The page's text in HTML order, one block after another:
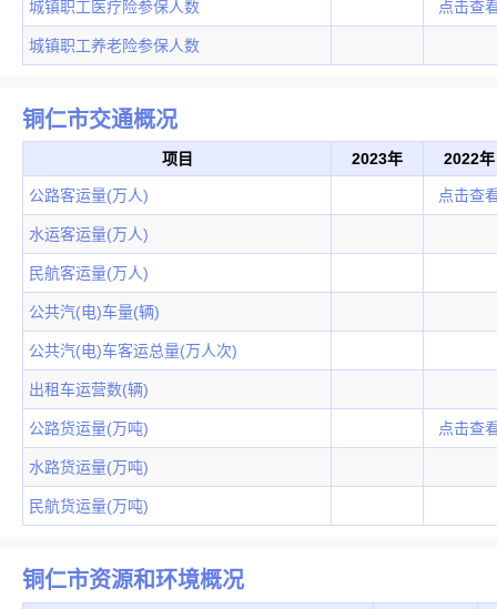
城镇职工医疗险参保人数 点击查
城镇职工养老险参保人数
铜仁市交通概况
项目 2023年 2022年
公路客运量(万人) 点击查
水运客运量(万人)
民航客运量(万人)
公共汽(电)车量(辆)
公共汽(电)车客运总量(万人次)
出租车运营数(辆)
公路货运量(万吨) 点击查
水路货运量(万吨)
民航货运量(万吨)
铜仁市资源和环境概况